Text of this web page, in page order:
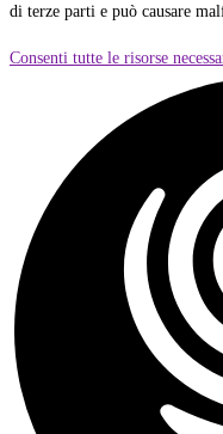
di terze parti e può causare
Consenti tutte le risorse